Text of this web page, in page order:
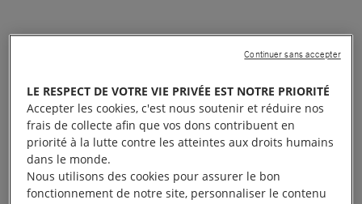
LE RESPECT DE VOTRE VIE PRIVÉE EST NOTRE PRIORITÉ
Accepter les cookies, c'est nous soutenir et réduire nos
frais de collecte afin que vos dons contribuent en
priorité à la lutte contre les atteintes aux droits humains
dans le monde.
Nous utilisons des cookies pour assurer le bon
fonctionnement de notre site, personnaliser le contenu
Continuer sans accepter